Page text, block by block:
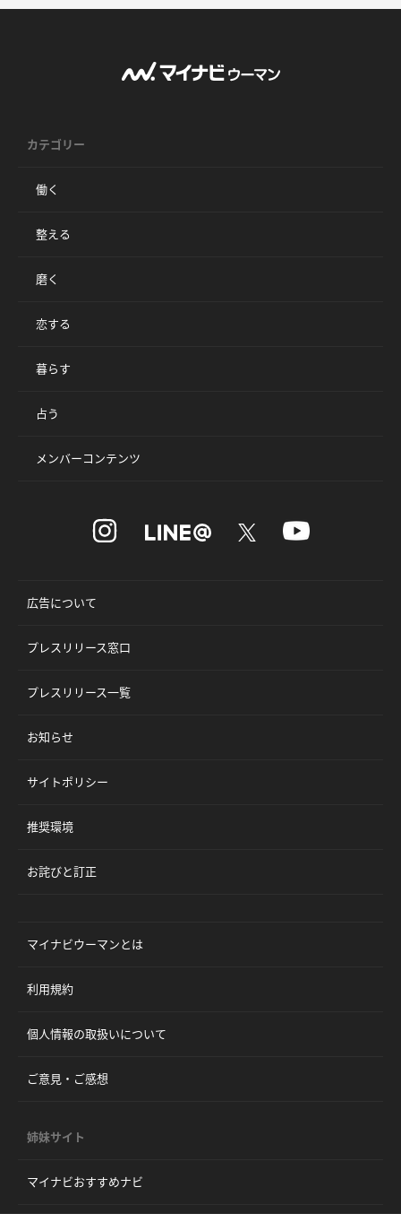
カテゴリー
働く
整える
磨く
恋する
暮らす
占う
メンバーコンテンツ
広告について
プレスリリース窓口
プレスリリース一覧
お知らせ
サイトポリシー
推奨環境
お詫びと訂正
マイナビウーマンとは
利用規約
個人情報の取扱いについて
ご意見・ご感想
姉妹サイト
マイナビおすすめナビ